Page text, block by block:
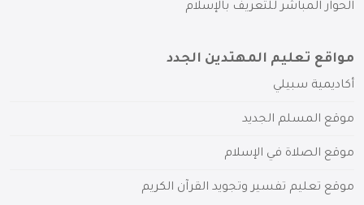
الحوار المباشر للتعريف بالإسلام
مواقع تعليم المهتدين الجدد
أكاديمية سبيلي
موقع المسلم الجديد
موقع الصلاة في الإسلام
موقع تعليم تفسير وتجويد القرآن الكريم